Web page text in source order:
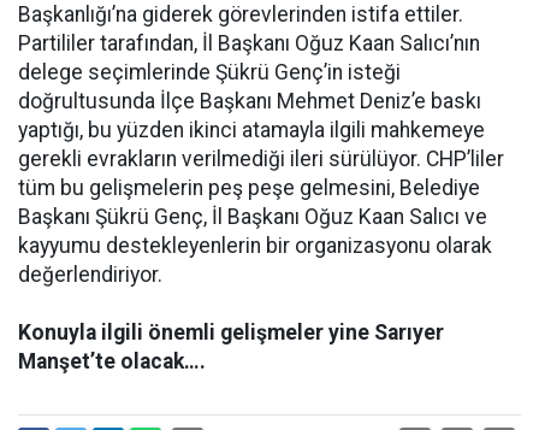
Başkanlığı’na giderek görevlerinden istifa ettiler.
Partililer tarafından, İl Başkanı Oğuz Kaan Salıcı’nın
delege seçimlerinde Şükrü Genç’in isteği
doğrultusunda İlçe Başkanı Mehmet Deniz’e baskı
yaptığı, bu yüzden ikinci atamayla ilgili mahkemeye
gerekli evrakların verilmediği ileri sürülüyor. CHP’liler
tüm bu gelişmelerin peş peşe gelmesini, Belediye
Başkanı Şükrü Genç, İl Başkanı Oğuz Kaan Salıcı ve
kayyumu destekleyenlerin bir organizasyonu olarak
değerlendiriyor.
Konuyla ilgili önemli gelişmeler yine Sarıyer
Manşet’te olacak….